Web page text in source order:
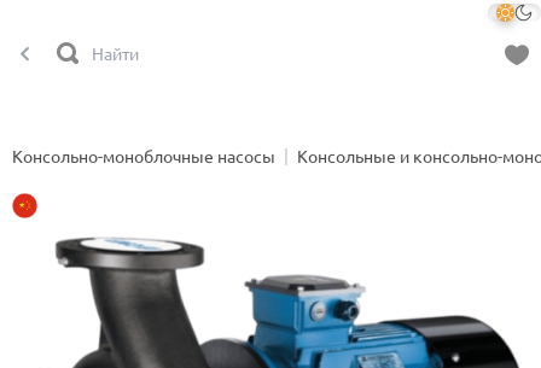
Консольно-моноблочные насосы Консольные и консольно-